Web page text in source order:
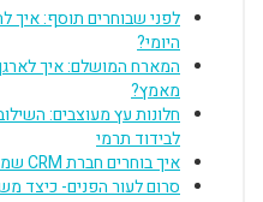
לפני שבוחרים תוסף: איך
היומי?
המארח המושלם: איך
מאמץ?
חלונות עץ מעוצבים:
לבידוד תרמי
איך בוחרים חברת CRM שמתאימה לעסק?
סרום לעור הפנים- כיצד